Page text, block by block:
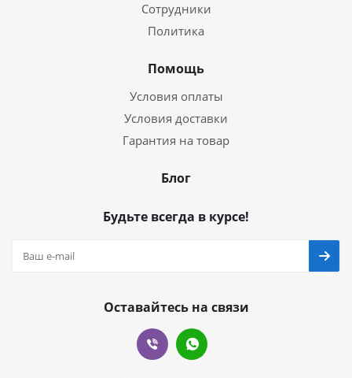
Сотрудники
Политика
Помощь
Условия оплаты
Условия доставки
Гарантия на товар
Блог
Будьте всегда в курсе!
Оставайтесь на связи